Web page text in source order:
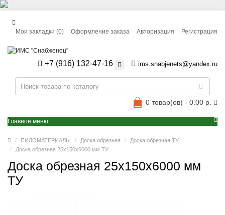
Авторизация Регистрация
Мои закладки (0) Оформление заказа
+7 (916) 132-47-16 ims.snabjenets@yandex.ru
0 товар(ов) - 0.00 р.
Главное меню
ПИЛОМАТЕРИАЛЫ Доска обрезная
Доска обрезная ТУ
Доска обрезная 25x150x6000 мм ТУ
Доска обрезная 25x150x6000 мм
ТУ